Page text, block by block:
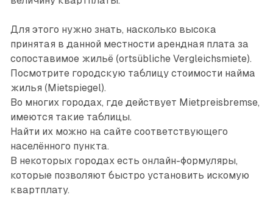
Для этого нужно знать, насколько высока
принятая в данной местности арендная плата за
сопоставимое жильё (ortsübliche Vergleichsmiete).
Посмотрите городскую таблицу стоимости найма
жилья (Mietspiegel).
Во многих городах, где действует Mietpreisbremse,
имеются такие таблицы.
Найти их можно на сайте соответствующего
населённого пункта.
В некоторых городах есть онлайн-формуляры,
которые позволяют быстро установить искомую
квартплату.